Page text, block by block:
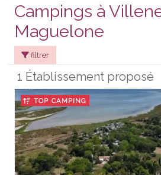
Campings à
Maguelone
filtrer
1 Établissement proposé
TOP CAMPING